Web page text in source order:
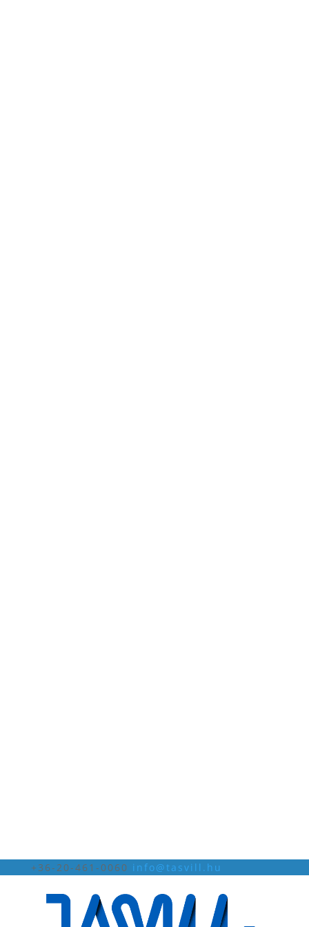
+36-20-461-0060 info@tasvill.hu